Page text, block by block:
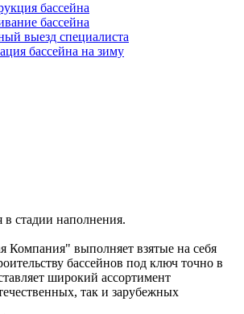
бассейна
бассейна
выезд специалиста
бассейна на зиму
в стадии наполнения.
Компания" выполняет взятые на себя
бассейнов под ключ точно в
широкий ассортимент
так и зарубежных